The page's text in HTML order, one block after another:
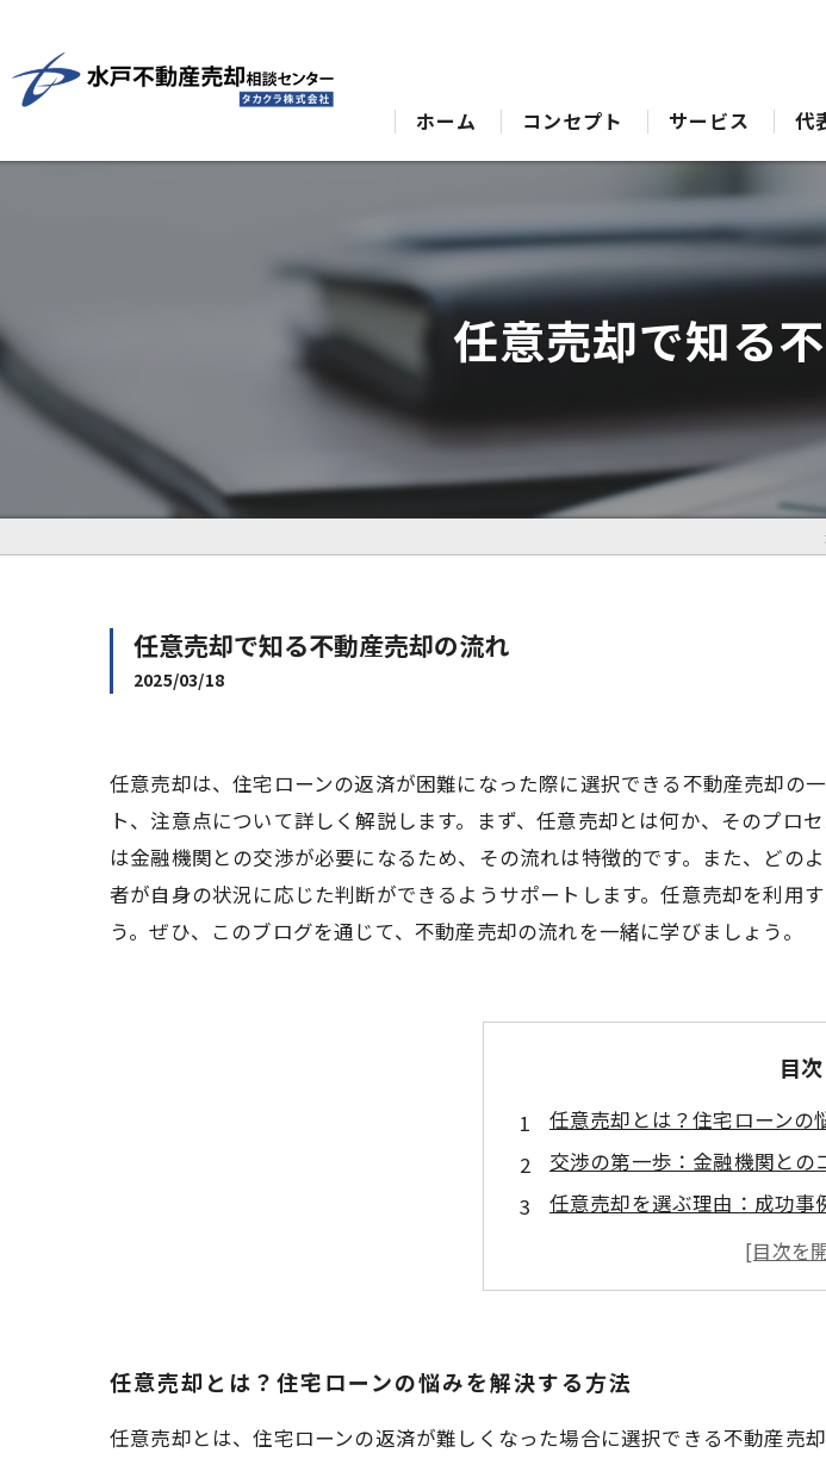
ホーム コンセプト
水戸の不動産売却･水戸不動産売却相談
水戸の不動産売却･水戸不動産売却相談
サービス 代
任意売却で知る
任意売却で知る不動産売却の流れ
2025/03/18
任意売却は、住宅ローンの返済が困難になった際に選択できる不動産売却の
ト、注意点について詳しく解説します。まず、任意売却とは何か、そのプ
は金融機関との交渉が必要になるため、その流れは特徴的です。また、ど
者が自身の状況に応じた判断ができるようサポートします。任意売却を利用
う。ぜひ、このブログを通じて、不動産売却の流れを一緒に学びましょう。
目次
任意売却とは？住宅ローンの
交渉の第一歩：金融機関と
任意売却を選ぶ理由：成功事
注意点を押さえよう！任意売
新たなスタートへ：任意売却
任意売却とは？住宅ローンの悩みを解決する方法
任意売却とは、住宅ローンの返済が難しくなった場合に選択できる不動産売